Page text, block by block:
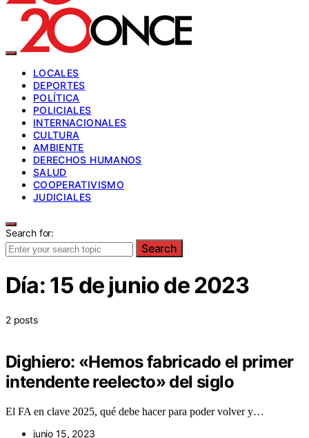
LOCALES
DEPORTES
POLÍTICA
POLICIALES
INTERNACIONALES
CULTURA
AMBIENTE
DERECHOS HUMANOS
SALUD
COOPERATIVISMO
JUDICIALES
Search for:
Search
Día: 15 de junio de 2023
2 posts
Dighiero: «Hemos fabricado el primer
intendente reelecto» del siglo
El FA en clave 2025, qué debe hacer para poder volver y…
junio 15, 2023